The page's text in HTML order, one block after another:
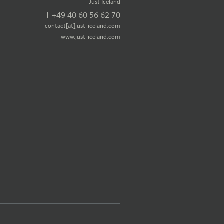
Just Iceland
T +49 40 60 56 62 70
contact[at]just-iceland.com
www.just-iceland.com